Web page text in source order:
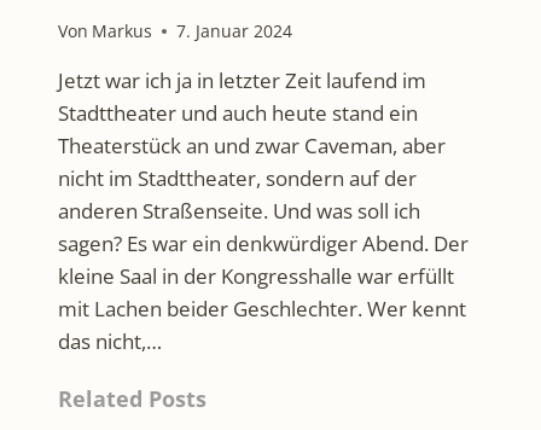
Von Markus 7. Januar 2024
Jetzt war ich ja in letzter Zeit laufend im
Stadttheater und auch heute stand ein
Theaterstück an und zwar Caveman, aber
nicht im Stadttheater, sondern auf der
anderen Straßenseite. Und was soll ich
sagen? Es war ein denkwürdiger Abend. Der
kleine Saal in der Kongresshalle war erfüllt
mit Lachen beider Geschlechter. Wer kennt
das nicht,…
Related Posts